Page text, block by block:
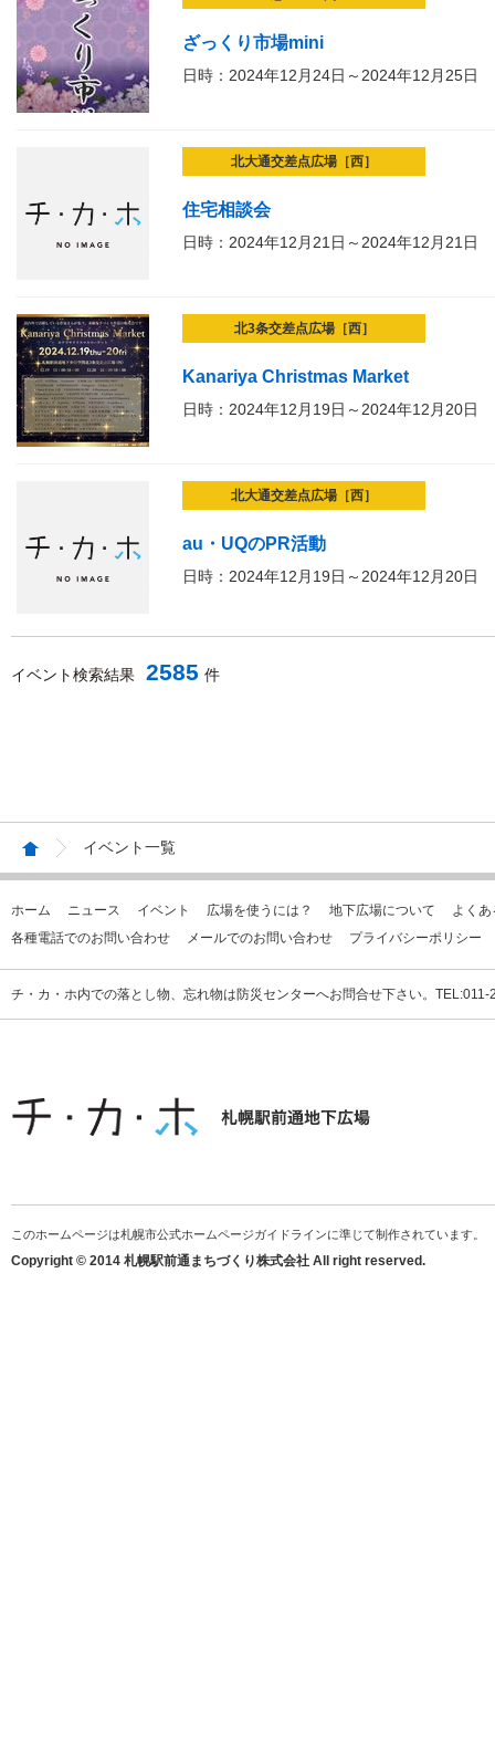
ざっくり市場mini
日時：2024年12月24日～2024年12月25日
北大通交差点広場［西］
住宅相談会
日時：2024年12月21日～2024年12月21日
北3条交差点広場［西］
Kanariya Christmas Market
日時：2024年12月19日～2024年12月20日
北大通交差点広場［西］
au・UQのPR活動
日時：2024年12月19日～2024年12月20日
イベント検索結果 2585 件
イベント一覧
ホーム ニュース イベント 広場を使うには？ 地下広場について
よく
各種電話でのお問い合わせ
メールでのお問い合わせ プライバシーポリシー
チ・カ・ホ内での落とし物、忘れ物は防災センターへお問合せ下さい。
このホームページは札幌市公式ホームページガイドラインに準じて制作されています。
Copyright © 2014 札幌駅前通まちづくり株式会社 All right reserved.